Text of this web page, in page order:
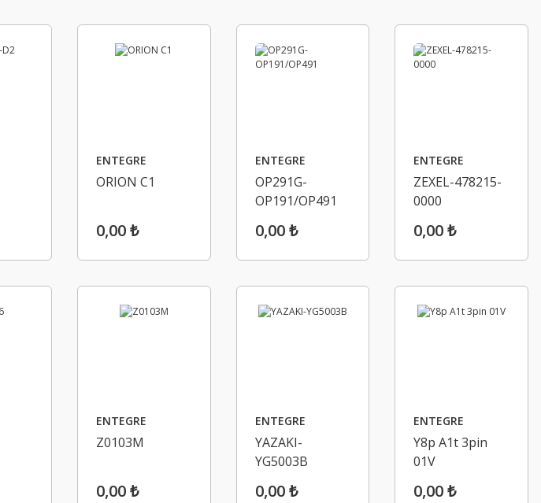
ENTEGRE
ORION C1
0,00 ₺
ENTEGRE
OP291G-
OP191/OP491
0,00 ₺
ENTEGRE
ZEXEL-478215-
0000
0,00 ₺
ENTEGRE
Z0103M
0,00 ₺
ENTEGRE
YAZAKI-
YG5003B
0,00 ₺
ENTEGRE
Y8p A1t 3pin
01V
0,00 ₺